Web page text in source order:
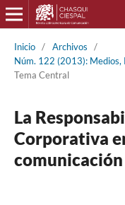
Inicio / Archivos
/
Núm. 122 (2013): Medios,
Tema Central
La
Corporativa